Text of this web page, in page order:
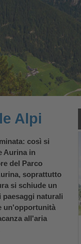
Alpi
così si
Aurina in
del Parco
soprattutto
si schiude un
paesaggi naturali
un'opportunità
all'aria